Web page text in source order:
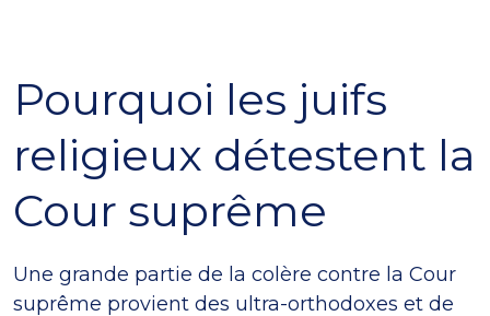
Pourquoi les juifs
religieux détestent la
Cour suprême
Une grande partie de la colère contre la Cour
suprême provient des ultra-orthodoxes et de